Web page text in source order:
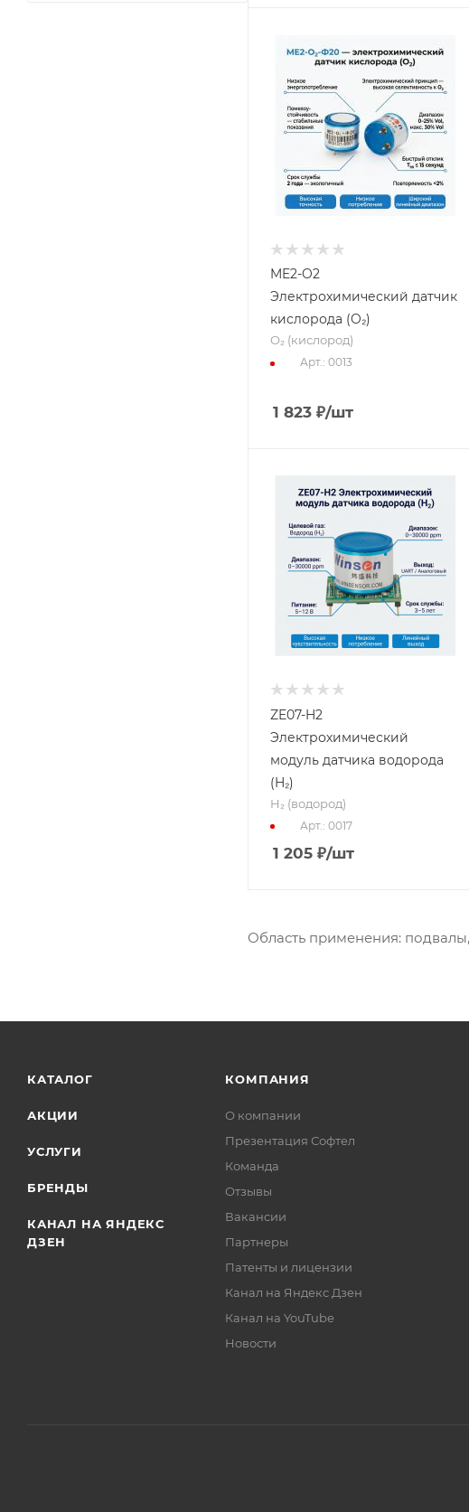
ME2-O2
Электрохимический датчик
кислорода (O₂)
O₂ (кислород)
Арт.: 0013
1 823 ₽/шт
ZE07-H2
Электрохимический
модуль датчика водорода
(H₂)
H₂ (водород)
Арт.: 0017
1 205 ₽/шт
Область применения:
КАТАЛОГ
АКЦИИ
УСЛУГИ
БРЕНДЫ
КАНАЛ НА ЯНДЕКС
ДЗЕН
КОМПАНИЯ
О компании
Презентация Софтел
Команда
Отзывы
Вакансии
Партнеры
Патенты и лицензии
Канал на Яндекс Дзен
Канал на YouTube
Новости